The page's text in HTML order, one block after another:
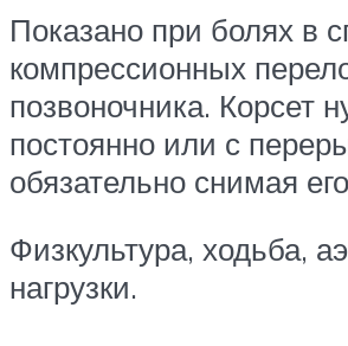
Показано при болях в
компрессионных
позвоночника. Корсет
постоянно или с
обязательно снимая
Физкультура, ходьба,
нагрузки.